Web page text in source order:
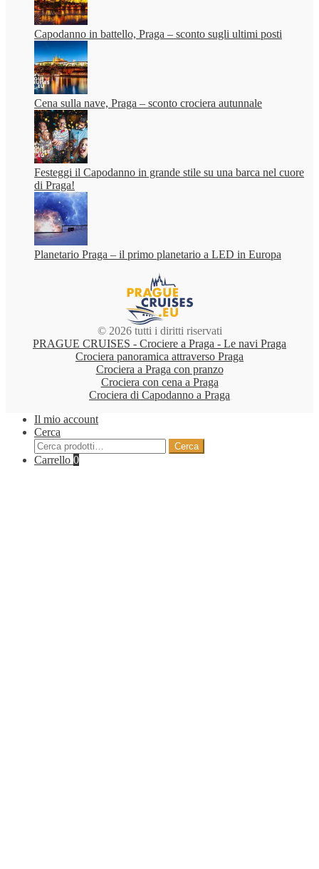
Capodanno in battello, Praga – sconto sugli ultimi posti
Cena sulla nave, Praga – sconto crociera autunnale
Festeggi il Capodanno in grande stile su una barca nel cuore
di Praga!
Planetario Praga – il primo planetario a LED in Europa
© 2026 tutti i diritti riservati
PRAGUE CRUISES - Crociere a Praga - Le navi Praga
Crociera panoramica attraverso Praga
Crociera a Praga con pranzo
Crociera con cena a Praga
Crociera di Capodanno a Praga
Il mio account
Cerca
Cerca:
Cerca
Carrello 0